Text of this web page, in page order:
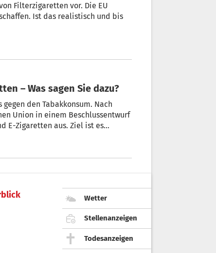
Filterzigaretten vor. Die EU
Ist das realistisch und bis
– Was sagen Sie dazu?
den Tabakkonsum. Nach
Union in einem Beschlussentwurf
E-Zigaretten aus. Ziel ist es
Wetter
Stellenanzeigen
Todesanzeigen